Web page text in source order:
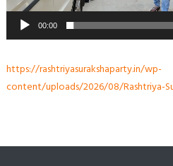
00:00
https://rashtriyasurakshaparty.in/wp-
content/uploads/2026/08/Rashtriya-